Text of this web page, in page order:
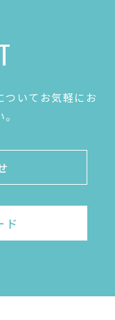
ついてお気軽にお
ド